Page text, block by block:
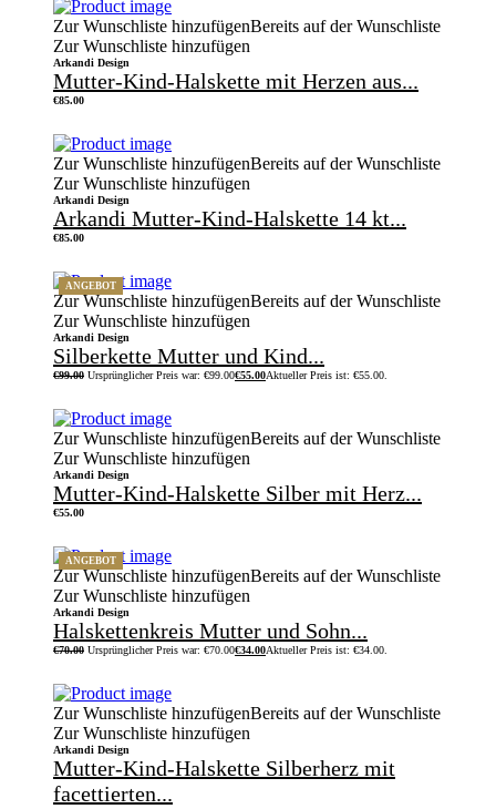
Zur Wunschliste hinzufügenBereits auf der Wunschliste
Zur Wunschliste hinzufügen
Arkandi Design
Mutter-Kind-Halskette mit Herzen aus...
€85.00
Zur Wunschliste hinzufügenBereits auf der Wunschliste
Zur Wunschliste hinzufügen
Arkandi Design
Arkandi Mutter-Kind-Halskette 14 kt...
€85.00
ANGEBOT
Zur Wunschliste hinzufügenBereits auf der Wunschliste
Zur Wunschliste hinzufügen
Arkandi Design
Silberkette Mutter und Kind...
€99.00 Ursprünglicher Preis war: €99.00€55.00Aktueller Preis ist: €55.00.
Zur Wunschliste hinzufügenBereits auf der Wunschliste
Zur Wunschliste hinzufügen
Arkandi Design
Mutter-Kind-Halskette Silber mit Herz...
€55.00
ANGEBOT
Zur Wunschliste hinzufügenBereits auf der Wunschliste
Zur Wunschliste hinzufügen
Arkandi Design
Halskettenkreis Mutter und Sohn...
€70.00 Ursprünglicher Preis war: €70.00€34.00Aktueller Preis ist: €34.00.
Zur Wunschliste hinzufügenBereits auf der Wunschliste
Zur Wunschliste hinzufügen
Arkandi Design
Mutter-Kind-Halskette Silberherz mit
facettierten...